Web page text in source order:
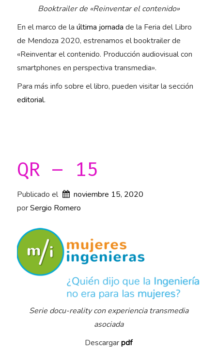
Booktrailer de «Reinventar el contenido»
En el marco de la última jornada de la Feria del Libro
de Mendoza 2020, estrenamos el booktrailer de
«Reinventar el contenido. Producción audiovisual con
smartphones en perspectiva transmedia».
Para más info sobre el libro, pueden visitar la sección
editorial.
QR – 15
Publicado el
noviembre 15, 2020
por Sergio Romero
Serie docu-reality con experiencia transmedia
asociada
Descargarpdf